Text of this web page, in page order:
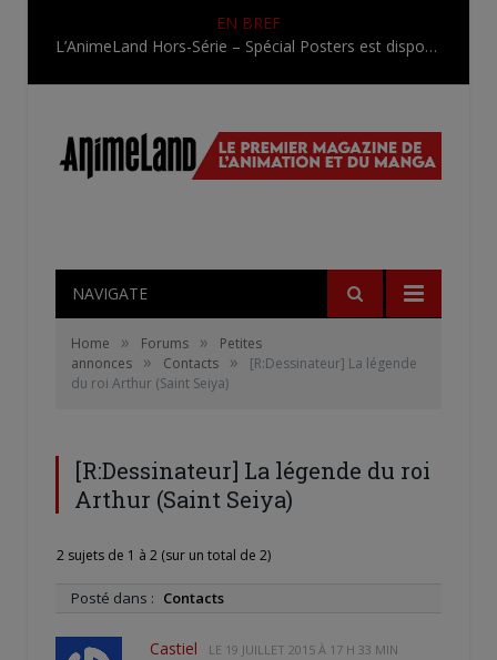
EN BREF
L’AnimeLand Hors-Série – Spécial Posters est disponible !
NAVIGATE
Home » Forums »
Petites
annonces
» Contacts »
[R:Dessinateur] La légende
du roi Arthur (Saint Seiya)
[R:Dessinateur] La légende du roi
Arthur (Saint Seiya)
2 sujets de 1 à 2 (sur un total de 2)
Posté dans : Contacts
Castiel LE 19 JUILLET 2015 À 17 H 33 MIN